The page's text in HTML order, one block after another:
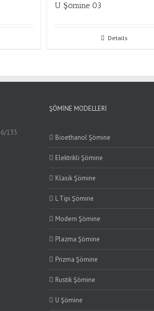
U Şömine 03
Details
135
ŞÖMINE MODELLERI
Bioethanol Şömine
Elektrikli Şömine
Klasik Şömine
L Tipi Şömine
Modern Şömine
Plazma Şömine
Prizma Şömine
Rustik Şömine
U Şömine